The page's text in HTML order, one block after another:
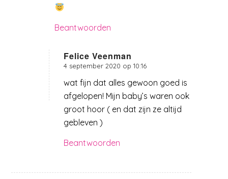
Beantwoorden
Felice Veenman
zegt:
4 september 2020 op 10:16
wat fijn dat alles gewoon goed is
afgelopen! Mijn baby’s waren ook
groot hoor ( en dat zijn ze altijd
gebleven )
Beantwoorden